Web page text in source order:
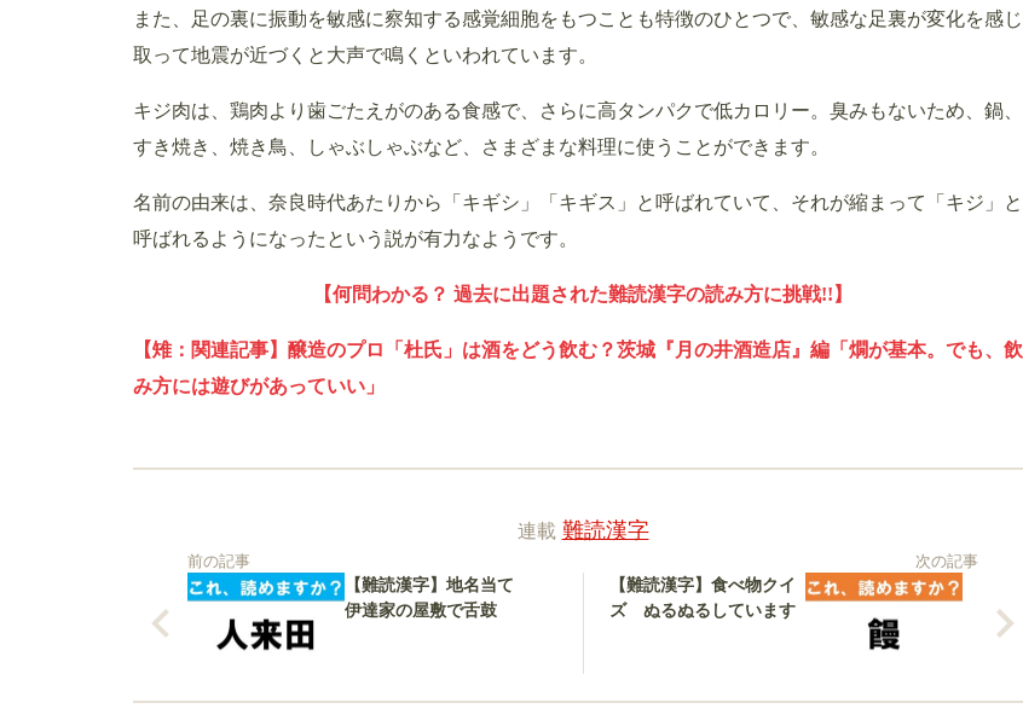
また、足の裏に振動を敏感に察知する感覚細胞をもつことも特徴のひとつで、敏感な足裏が変化を感じ
取って地震が近づくと大声で鳴くといわれています。
キジ肉は、鶏肉より歯ごたえがのある食感で、さらに高タンパクで低カロリー。臭みもないため、鍋、
すき焼き、焼き鳥、しゃぶしゃぶなど、さまざまな料理に使うことができます。
名前の由来は、奈良時代あたりから「キギシ」「キギス」と呼ばれていて、それが縮まって「キジ」と
呼ばれるようになったという説が有力なようです。
【何問わかる？ 過去に出題された難読漢字の読み方に挑戦!!】
【雉：関連記事】醸造のプロ「杜氏」は酒をどう飲む？茨城『月の井酒造店』編「燗が基本。でも、飲
み方には遊びがあっていい」
連載 難読漢字
次の記事
【難読漢字】食べ物クイ
ズ ぬるぬるしています
前の記事
【難読漢字】地名当て
伊達家の屋敷で舌鼓